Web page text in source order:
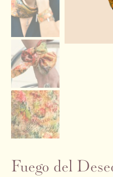
Fuego del